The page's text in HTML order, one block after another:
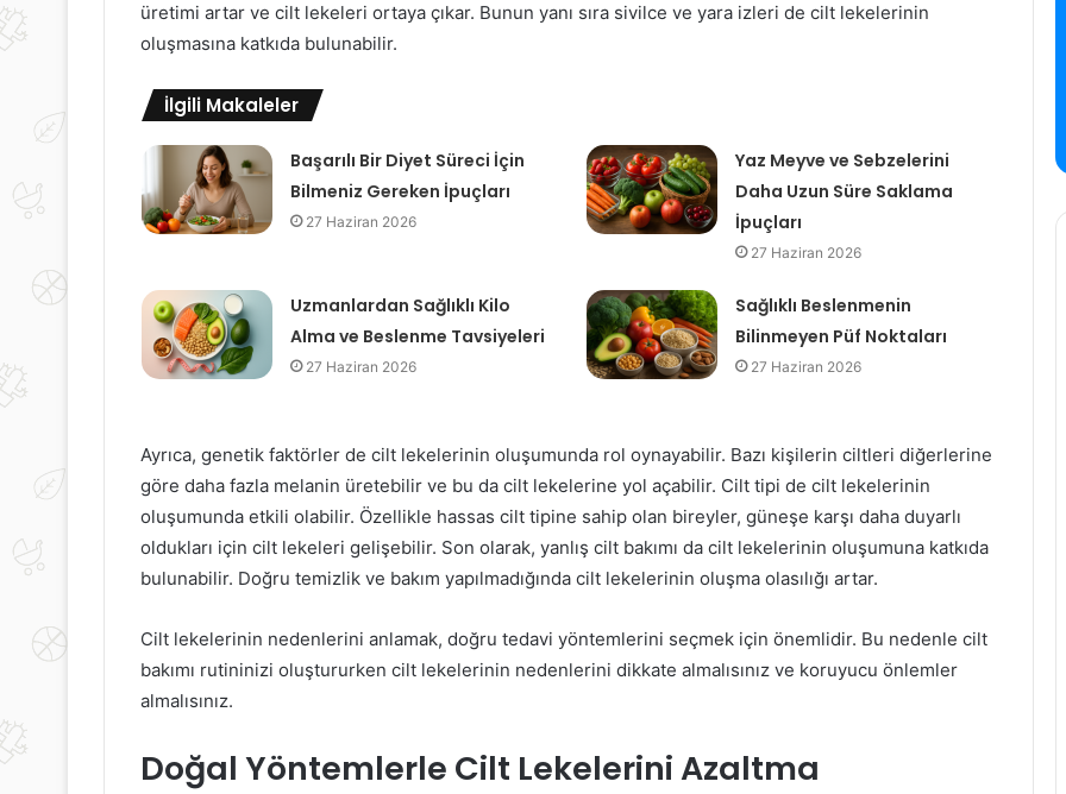
üretimi artar ve cilt lekeleri ortaya çıkar. Bunun yanı sıra sivilce ve yara izleri de cilt lekelerinin
oluşmasına katkıda bulunabilir.
İlgili Makaleler
Başarılı Bir Diyet Süreci İçin
Bilmeniz Gereken İpuçları
27 Haziran 2026
Yaz Meyve ve Sebzelerini
Daha Uzun Süre Saklama
İpuçları
27 Haziran 2026
Uzmanlardan Sağlıklı Kilo
Alma ve Beslenme Tavsiyeleri
27 Haziran 2026
Sağlıklı Beslenmenin
Bilinmeyen Püf Noktaları
27 Haziran 2026
Ayrıca, genetik faktörler de cilt lekelerinin oluşumunda rol oynayabilir. Bazı kişilerin ciltleri diğerlerine
göre daha fazla melanin üretebilir ve bu da cilt lekelerine yol açabilir. Cilt tipi de cilt lekelerinin
oluşumunda etkili olabilir. Özellikle hassas cilt tipine sahip olan bireyler, güneşe karşı daha duyarlı
oldukları için cilt lekeleri gelişebilir. Son olarak, yanlış cilt bakımı da cilt lekelerinin oluşumuna katkıda
bulunabilir. Doğru temizlik ve bakım yapılmadığında cilt lekelerinin oluşma olasılığı artar.
Cilt lekelerinin nedenlerini anlamak, doğru tedavi yöntemlerini seçmek için önemlidir. Bu nedenle cilt
bakımı rutininizi oluştururken cilt lekelerinin nedenlerini dikkate almalısınız ve koruyucu önlemler
almalısınız.
Doğal Yöntemlerle Cilt Lekelerini Azaltma